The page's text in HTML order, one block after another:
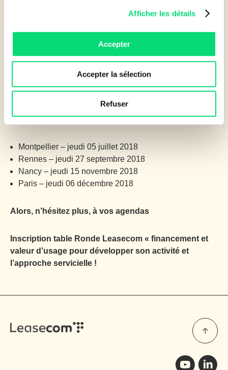
Afficher les détails
Accepter
Accepter la sélection
Refuser
seront présentes pour apporter leur « expertise » et
rappeler tout l’intérêt de passer à l’économie d’usage
pour l’ensemble des acteurs de la filière du courant faible
: du distributeur, au fabricant, au prescripteur, à
collectivités locales, territoriales et régionales, aux
entreprises.
Rencontrons-nous :
Montpellier – jeudi 05 juillet 2018
Rennes – jeudi 27 septembre 2018
Nancy – jeudi 15 novembre 2018
Paris – jeudi 06 décembre 2018
Alors, n’hésitez plus, à vos agendas
Inscription table Ronde Leasecom « financement et
valeur d’usage pour développer son activité et
l’approche servicielle !